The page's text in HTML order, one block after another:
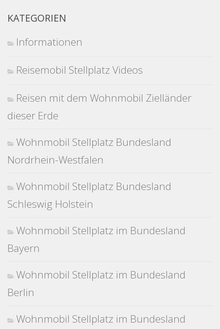
KATEGORIEN
Informationen
Reisemobil Stellplatz Videos
Reisen mit dem Wohnmobil Zielländer
dieser Erde
Wohnmobil Stellplatz Bundesland
Nordrhein-Westfalen
Wohnmobil Stellplatz Bundesland
Schleswig Holstein
Wohnmobil Stellplatz im Bundesland
Bayern
Wohnmobil Stellplatz im Bundesland
Berlin
Wohnmobil Stellplatz im Bundesland